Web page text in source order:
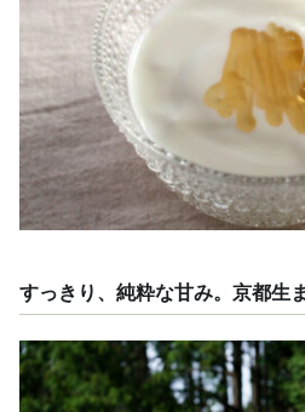
すっきり、純粋な甘み。京都生